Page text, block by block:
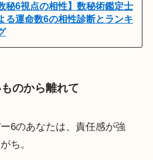
秘6視点の相性】数秘術鑑定士
る運命数6の相性診断とランキ
のから離れて
6のあなたは、責任感が強
ち。